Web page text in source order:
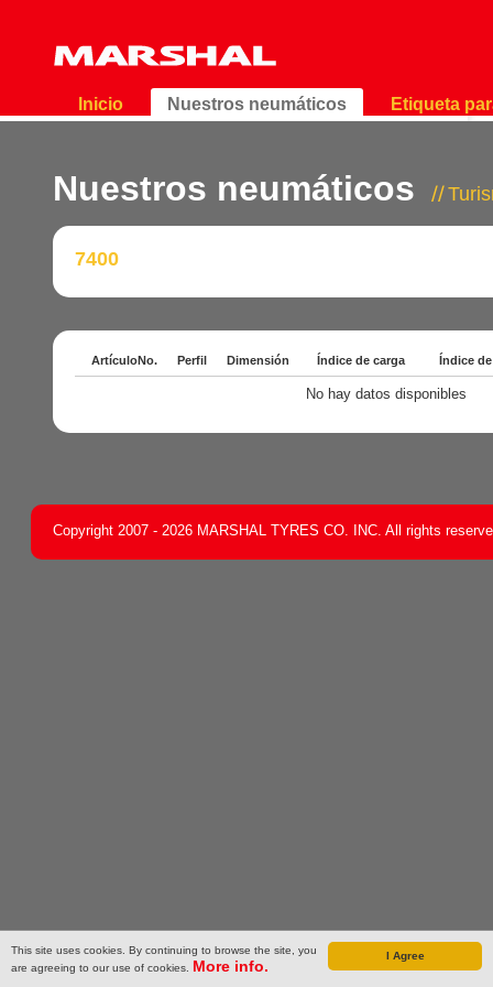
I Agree
This site uses cookies. By continuing to browse the site, you
are agreeing to our use of cookies. More info.
Inicio Nuestros neumáticos Etiqueta
Nuestros neumáticos
7400
ArtículoNo. Perfil Dimensión Índice de carga Índice
No hay datos disponibles
Copyright 2007 - 2026 MARSHAL TYRES CO. INC. All rights